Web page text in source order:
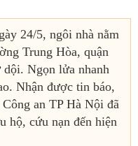
24/5, ngôi nhà nằm
Trung Hòa, quận
Ngọn lửa nhanh
Nhận được tin báo,
an TP Hà Nội đã
hộ, cứu nạn đến hiện